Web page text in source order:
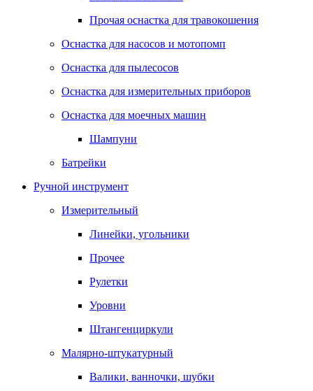
Прочая оснастка для травокошения
Оснастка для насосов и мотопомп
Оснастка для пылесосов
Оснастка для измерительных приборов
Оснастка для моечных машин
Шампуни
Батрейки
Ручной инструмент
Измерительный
Линейки, угольники
Прочее
Рулетки
Уровни
Штангенциркули
Малярно-штукатурный
Валики, ванночки, шубки